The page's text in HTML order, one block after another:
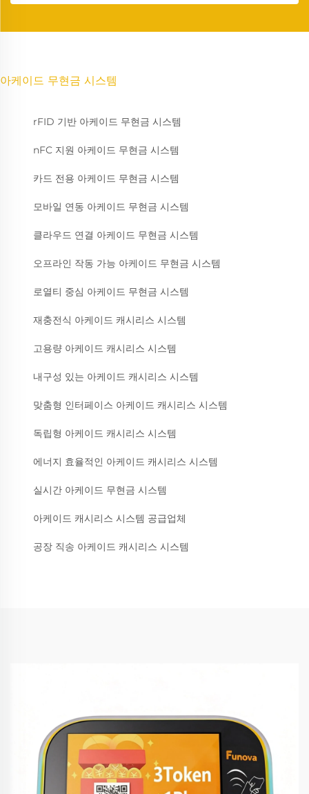
아케이드 무현금 시스템
rFID 기반 아케이드 무현금 시스템
nFC 지원 아케이드 무현금 시스템
카드 전용 아케이드 무현금 시스템
모바일 연동 아케이드 무현금 시스템
클라우드 연결 아케이드 무현금 시스템
오프라인 작동 가능 아케이드 무현금 시스템
로열티 중심 아케이드 무현금 시스템
재충전식 아케이드 캐시리스 시스템
고용량 아케이드 캐시리스 시스템
내구성 있는 아케이드 캐시리스 시스템
맞춤형 인터페이스 아케이드 캐시리스 시스템
독립형 아케이드 캐시리스 시스템
에너지 효율적인 아케이드 캐시리스 시스템
실시간 아케이드 무현금 시스템
아케이드 캐시리스 시스템 공급업체
공장 직송 아케이드 캐시리스 시스템